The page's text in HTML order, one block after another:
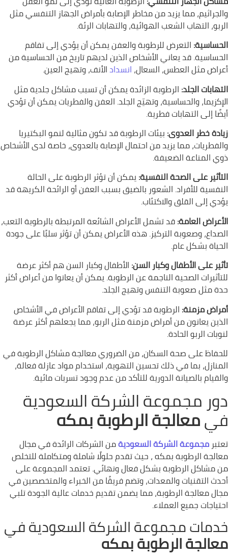
والجراثيم، مما يزيد من مخاطر الإصابة بأمراض الجهاز التنفسي مثل
الربو، التهاب الشعب الهوائية، والتهابات الرئة.
الحساسية: التعرض للرطوبة والعفن يمكن أن يؤدي إلى تفاقم
الحساسية. قد يعاني الأشخاص الذين لديهم تاريخ من الحساسية من
أعراض مثل العطس، السعال، انسدادالأنف، وتهيج العين.
التهابات الجلد: الرطوبة الزائدة يمكن أن تسبب مشاكل جلدية مثل
الإكزيما، والحساسية، وتهيّج الجلد. العفن والفطريات يمكن أن تؤدي
أيضًا إلى التهابات فطرية.
زيادة خطر العدوى: بيئات الرطوبة قد تكون مثالية لنمو البكتيريا
والفطريات، مما يزيد من احتمال الإصابة بالعدوى، خاصة لدى الأشخاص
ذوي المناعة الضعيفة.
التأثير على الصحة النفسية:يمكن أن تؤثر الرطوبة على الحالة
النفسية للأفراد. الشعور بالضيق بسبب العفن أو الرائحة الكريهة قد
يؤدي إلى القلق والاكتئاب.
الأعراض العامة:قد تشمل الأعراض الشائعة المرتبطة بالرطوبة التعب،
الصداع، وصعوبة التركيز. هذه الأعراض يمكن أن تؤثر سلبًا على جودة
الحياة بشكل عام.
تأثير على الأطفال وكبار السن: الأطفال وكبار السن هم أكثر عرضة
للتأثيرات الصحية الناجمة عن الرطوبة. يمكن أن يعانوا من أعراض أكثر
حدة مثل صعوبة التنفس وتهيج الجلد.
أمراض مزمنة: الرطوبة قد تؤدي إلى تفاقم الأعراض في الأشخاص
الذين يعانون من أمراض مزمنة مثل الربو، مما يجعلهم أكثر عرضة
لنوبات الربو الحادة.
للحفاظ على صحة السكان، من الضروري معالجة مشاكل الرطوبة في
المنازل، بما في ذلك تحسين التهوية، استخدام مواد عازلة فعالة،
والقيام بالصيانة الدورية للتأكد من عدم وجود تسربات مائية.
دور مجموعة الشركة السعودية
فيمعالجة الرطوبة بمكه
تعتبر مجموعة الشركة السعوديةمن الشركات الرائدة في مجال
معالجة الرطوبة بمكه ، حيث تقدم حلولًا شاملة ومتكاملة للتخلص
من مشاكل الرطوبة بشكل فعال ونهائي. تعتمد المجموعة على
أحدث التقنيات والمعدات، وتضم فريقًا من الخبراء والمتخصصين في
مجال معالجة الرطوبة، مما يضمن تقديم خدمات عالية الجودة تلبي
احتياجات جميع العملاء.
خدمات مجموعة الشركة السعودية في
معالجة الرطوبة بمكه